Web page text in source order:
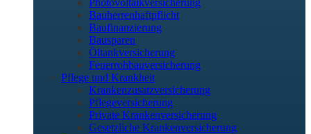
Photovoltaikversicherung
Bauherrenhaftpflicht
Baufinanzierung
Bausparen
Öltankversicherung
Feuerrohbauversicherung
Pflege und Krankheit
Krankenzusatzversicherung
Pflegeversicherung
Private Krankenversicherung
Gesetzliche Krankenversicherung